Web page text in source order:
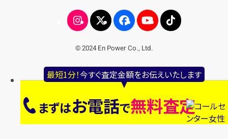
最短1分！今すぐ査定金額をお伝えいたします
まずはお電話で無料査定
© 2024 En Power Co., Ltd.